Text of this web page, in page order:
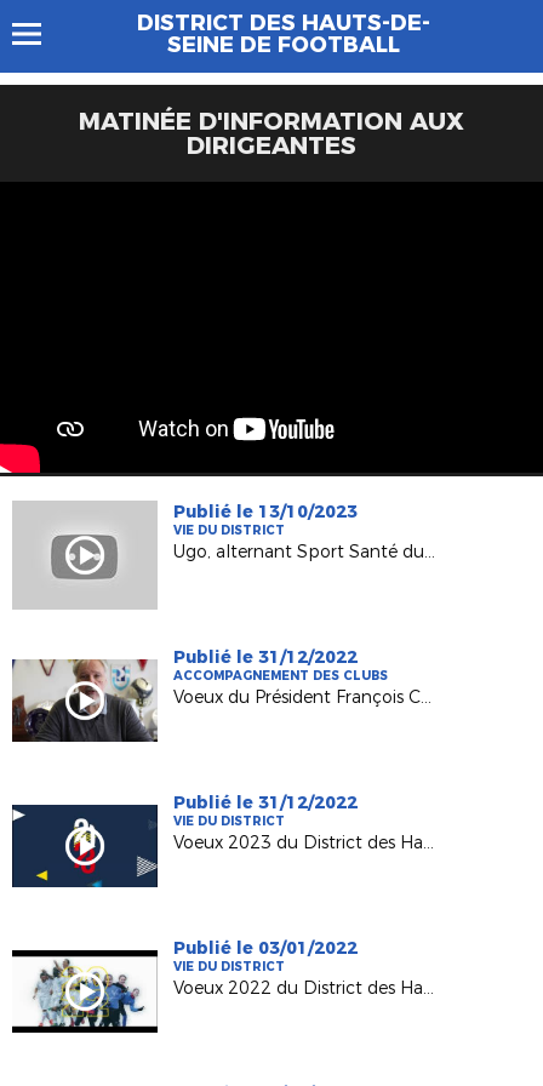
DISTRICT DES HAUTS-DE-
SEINE DE FOOTBALL
MATINÉE D'INFORMATION AUX
DIRIGEANTES
Publié le 13/10/2023
VIE DU DISTRICT
Ugo, alternant Sport Santé du District 92
Publié le 31/12/2022
ACCOMPAGNEMENT DES CLUBS
Voeux du Président François CHARRASSE
Publié le 31/12/2022
VIE DU DISTRICT
Voeux 2023 du District des Hauts-de-Seine de Football
Publié le 03/01/2022
VIE DU DISTRICT
Voeux 2022 du District des Hauts-de-Seine de Football